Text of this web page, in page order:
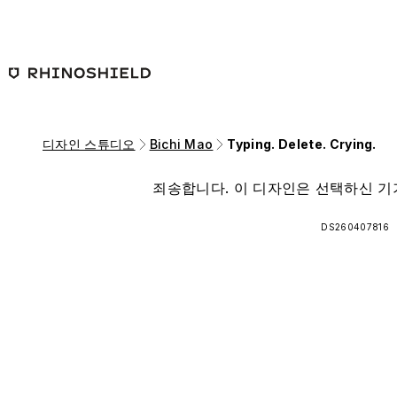
디자인 스튜디오 Bichi Mao Typing. Delete. Crying.
죄송합니다. 이 디자인은 선택하신
DS260407816